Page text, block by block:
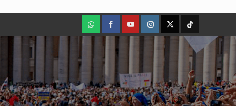
WhatsAppFacebookYoutubeInstagram
X TikTok